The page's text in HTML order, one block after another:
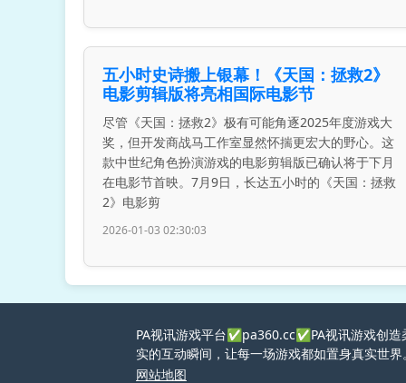
五小时史诗搬上银幕！《天国：拯救2》
电影剪辑版将亮相国际电影节
尽管《天国：拯救2》极有可能角逐2025年度游戏大
奖，但开发商战马工作室显然怀揣更宏大的野心。这
款中世纪角色扮演游戏的电影剪辑版已确认将于下月
在电影节首映。7月9日，长达五小时的《天国：拯救
2》电影剪
2026-01-03 02:30:03
PA视讯游戏平台✅pa360.cc✅PA视讯游戏创
实的互动瞬间，让每一场游戏都如置身真实世界
网站地图